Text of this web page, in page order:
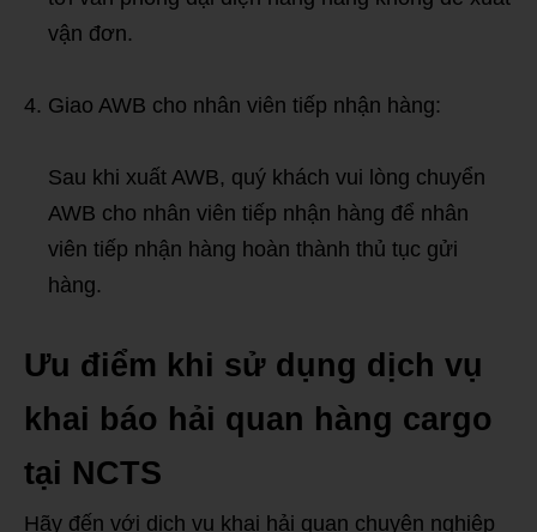
vận đơn.
Giao AWB cho nhân viên tiếp nhận hàng:
Sau khi xuất AWB, quý khách vui lòng chuyển
AWB cho nhân viên tiếp nhận hàng để nhân
viên tiếp nhận hàng hoàn thành thủ tục gửi
hàng.
Ưu điểm khi sử dụng dịch vụ
khai báo hải quan hàng cargo
tại NCTS
Hãy đến với dịch vụ khai hải quan chuyên nghiệp